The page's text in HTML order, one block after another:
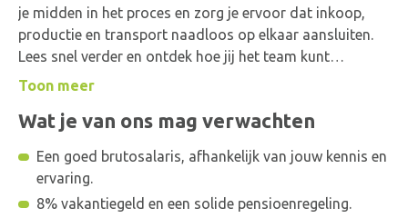
je midden in het proces en zorg je ervoor dat inkoop,
productie en transport naadloos op elkaar aansluiten.
Lees snel verder en ontdek hoe jij het team kunt
versterken!
kop koffie en een overleg met je manager en collega’s.
ziet de week eruit? Vervolgens check je de actuele stand
van de aardappelen in de opslag, stem je af met
productie welke rassen verwerkt moeten worden en
Toon meer
Wat je van ons mag verwachten
Een goed brutosalaris, afhankelijk van jouw kennis en
ervaring.
8% vakantiegeld en een solide pensioenregeling.